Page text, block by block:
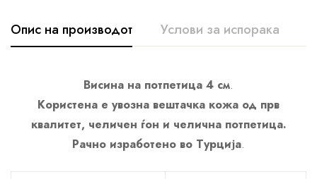
Опис на производот Услови за испорака
Висина на потпетица 4 см.
Користена е увозна вештачка кожа од прв
квалитет, челичен ѓон и челична потпетица.
Рачно изработено во Турција.